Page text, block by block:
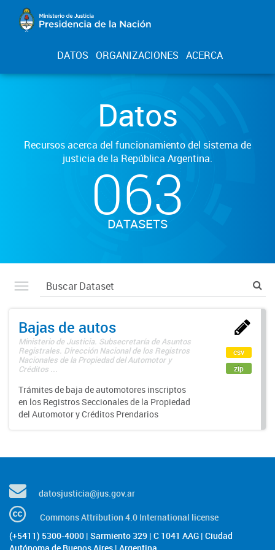
DATOS ORGANIZACIONES ACERCA
Datos
Recursos acerca del funcionamiento del sistema de
justicia de la República Argentina.
063
DATASETS
Bajas de autos
Ministerio de Justicia. Subsecretaría de Asuntos
Registrales. Dirección Nacional de los Registros
Nacionales de la Propiedad del Automotor y
Créditos ...
Trámites de baja de automotores inscriptos
en los Registros Seccionales de la Propiedad
del Automotor y Créditos Prendarios
csv
zip
datosjusticia@jus.gov.ar
Commons Attribution 4.0 International license
(+5411) 5300-4000 | Sarmiento 329 | C 1041 AAG | Ciudad